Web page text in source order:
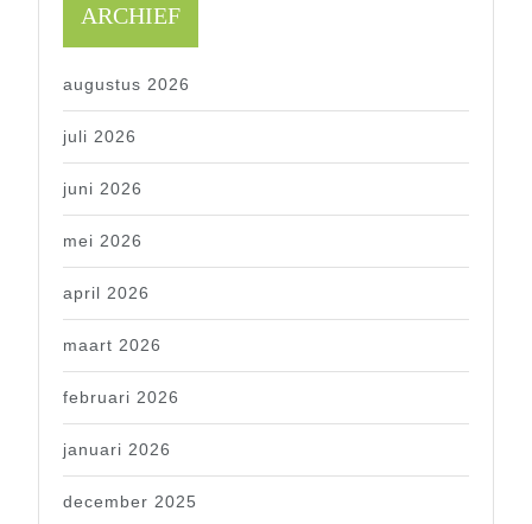
ARCHIEF
augustus 2026
juli 2026
juni 2026
mei 2026
april 2026
maart 2026
februari 2026
januari 2026
december 2025